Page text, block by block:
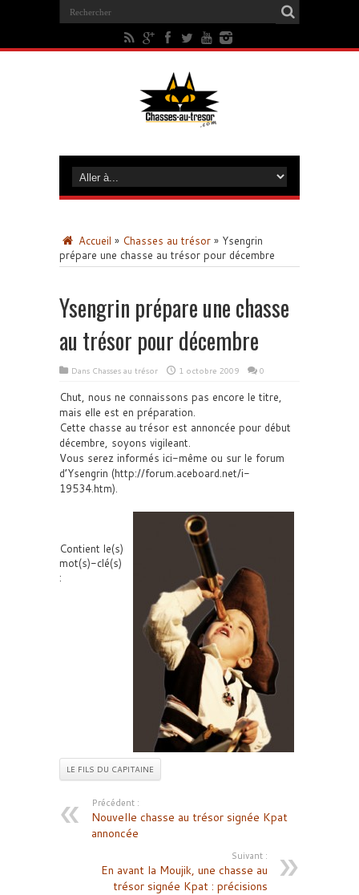
Accueil » Chasses au trésor » Ysengrin
prépare une chasse au trésor pour décembre
Ysengrin prépare une chasse
au trésor pour décembre
Dans Chasses au trésor 1 octobre 2009 0
Chut, nous ne connaissons pas encore le titre,
mais elle est en préparation.
Cette chasse au trésor est annoncée pour début
décembre, soyons vigileant.
Vous serez informés ici-même ou sur le forum
d’Ysengrin (http://forum.aceboard.net/i-
19534.htm).
Contient le(s)
mot(s)-clé(s)
:
LE FILS DU CAPITAINE
Précédent :
Nouvelle chasse au trésor signée Kpat
annoncée
Suivant :
En avant la Moujik, une chasse au
trésor signée Kpat : précisions